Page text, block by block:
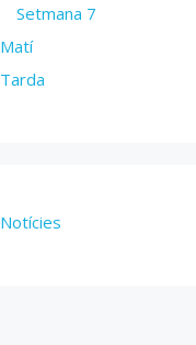
Setmana 7
Matí
Tarda
Notícies